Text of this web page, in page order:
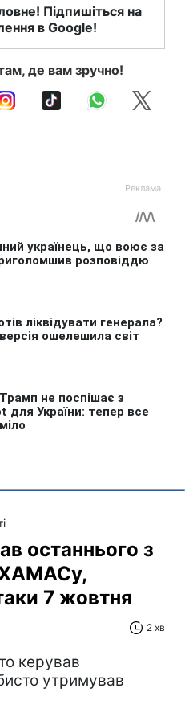
Підпишіться на
в Google!
де вам зручно!
останнього з
ХАМАСу,
7 жовтня
2 хв
керував
утримував